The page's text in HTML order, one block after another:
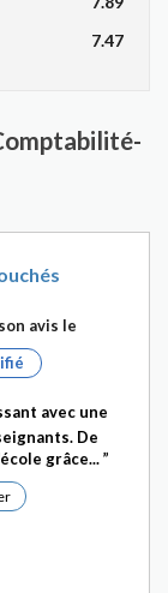
7.47
avis le
avec une
De
grâce...